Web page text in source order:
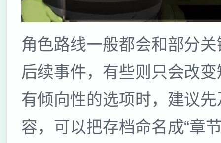
角色路线一般都会和部分
后续事件，有些则只会改
有倾向性的选项时，建议
容，可以把存档命名成“章